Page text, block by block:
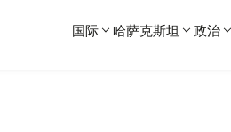
国际 哈萨克斯坦 政治